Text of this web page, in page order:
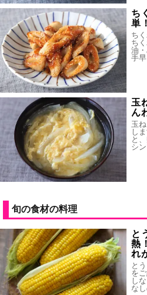
ち
単
ち
ち
油
手
玉
ん
玉
し
と
シ
旬の食材の料理
と
熱
れ
と
を
し
な